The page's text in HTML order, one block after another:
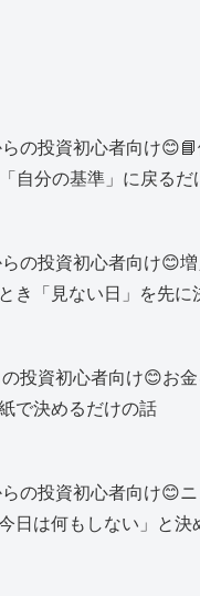
らの投資初心者向け
自分の基準」に戻るだ
らの投資初心者向け😊
き「見ない日」を先に
の投資初心者向け😊お
で決めるだけの話
らの投資初心者向け😊
日は何もしない」と決